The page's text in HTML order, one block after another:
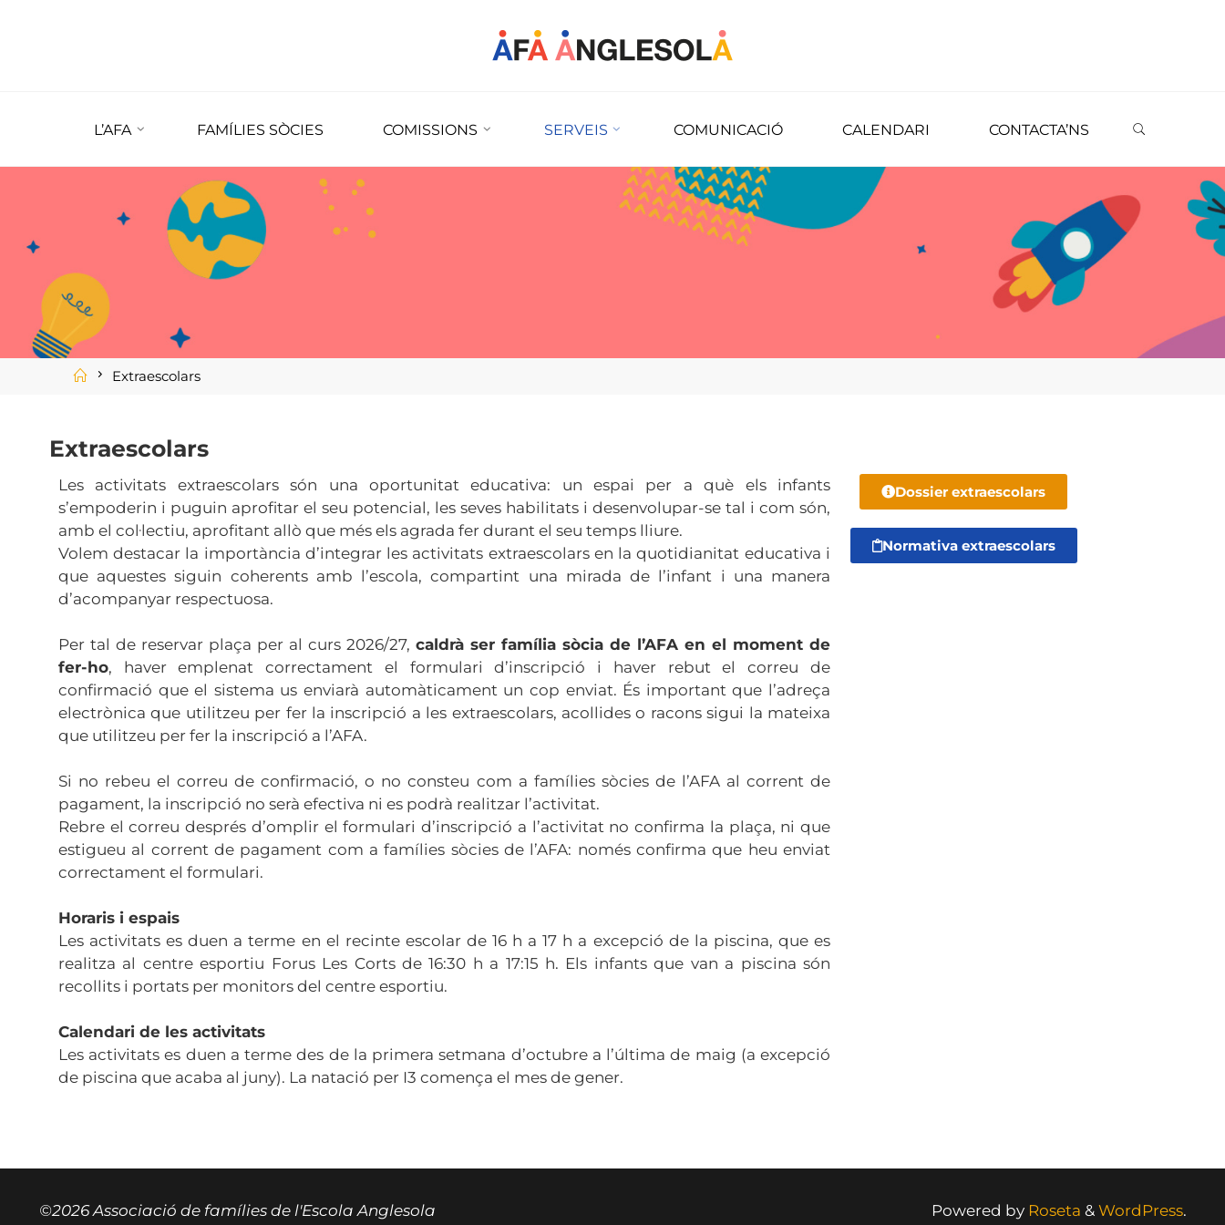
L’AFA FAMÍLIES SÒCIES COMISSIONS SERVEIS COMUNICACIÓ CALENDARI CONTACTA’NS
Extraescolars
Extraescolars
Les activitats extraescolars són una oportunitat educativa: un espai per a què els infants
s’empoderin i puguin aprofitar el seu potencial, les seves habilitats i desenvolupar-se tal i com són,
amb el col·lectiu, aprofitant allò que més els agrada fer durant el seu temps lliure.
Volem destacar la importància d’integrar les activitats extraescolars en la quotidianitat educativa i
que aquestes siguin coherents amb l’escola, compartint una mirada de l’infant i una manera
d’acompanyar respectuosa.
Per tal de reservar plaça per al curs 2026/27, caldrà ser família sòcia de l’AFA en el moment de
fer-ho, haver emplenat correctament el formulari d’inscripció i haver rebut el correu de
confirmació que el sistema us enviarà automàticament un cop enviat. És important que l’adreça
electrònica que utilitzeu per fer la inscripció a les extraescolars, acollides o racons sigui la mateixa
que utilitzeu per fer la inscripció a l’AFA.
Si no rebeu el correu de confirmació, o no consteu com a famílies sòcies de l’AFA al corrent de
pagament, la inscripció no serà efectiva ni es podrà realitzar l’activitat.
Rebre el correu després d’omplir el formulari d’inscripció a l’activitat no confirma la plaça, ni que
estigueu al corrent de pagament com a famílies sòcies de l’AFA: només confirma que heu enviat
correctament el formulari.
Horaris i espais
Les activitats es duen a terme en el recinte escolar de 16 h a 17 h a excepció de la piscina, que es
realitza al centre esportiu Forus Les Corts de 16:30 h a 17:15 h. Els infants que van a piscina són
recollits i portats per monitors del centre esportiu.
Calendari de les activitats
Les activitats es duen a terme des de la primera setmana d’octubre a l’última de maig (a excepció
de piscina que acaba al juny). La natació per I3 comença el mes de gener.
Dossier extraescolars
Normativa extraescolars
Powered byRoseta & WordPress.
©2026 Associació de famílies de l'Escola Anglesola